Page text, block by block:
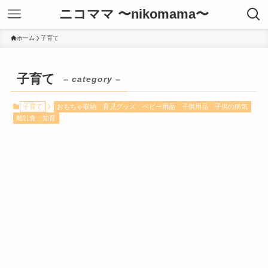
ニコママ 〜nikomama〜
ホーム 子育て
子育て – category –
子育て おもちゃ収納 育児グッズ ベビー用品 子供用品
子供の病気
離乳食
知育